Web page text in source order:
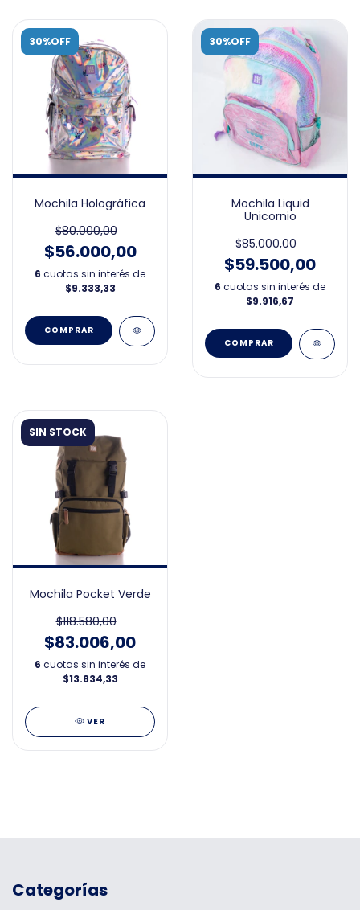
30%OFF
Mochila Holográfica
$80.000,00
$56.000,00
6 cuotas sin interés de
$9.333,33
30%OFF
Mochila Liquid
Unicornio
$85.000,00
$59.500,00
6 cuotas sin interés de
$9.916,67
SIN STOCK
Mochila Pocket Verde
$118.580,00
$83.006,00
6 cuotas sin interés de
$13.834,33
VER
Categorías